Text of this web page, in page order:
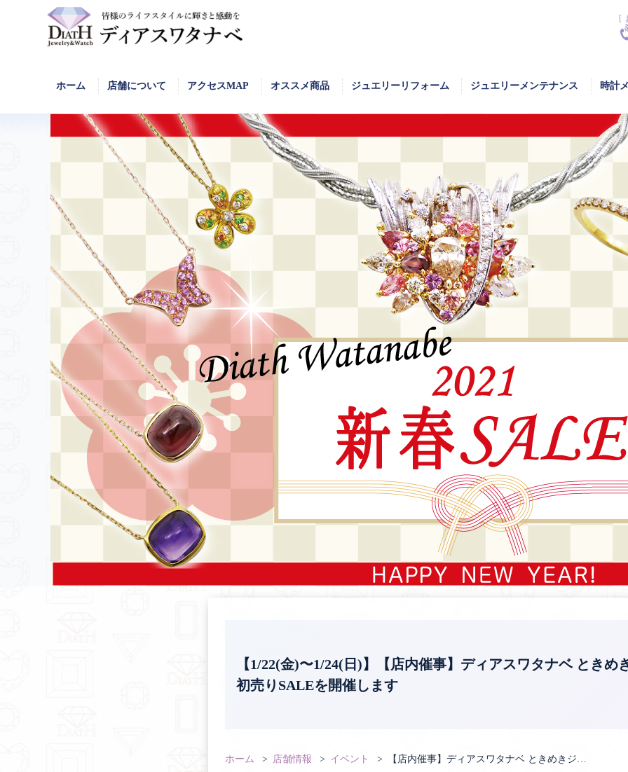
[
ホーム 店舗について アクセスMAP オススメ商品 ジュエリーリフォーム ジュエリーメンテナンス 時計
【1/22(金)〜1/24(日)】【店内催事】ディアスワタナベ ときめ
初売りSALEを開催します
ホーム 店舗情報 イベント 【店内催事】ディアスワタナベ ときめきジ…